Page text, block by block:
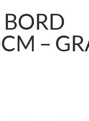
–